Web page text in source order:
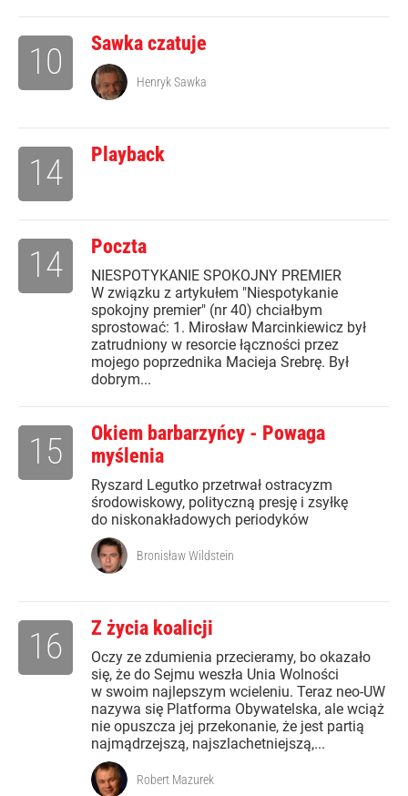
Sawka czatuje
10 Henryk Sawka
Playback
14
Poczta
NIESPOTYKANIE SPOKOJNY PREMIER
W związku z artykułem "Niespotykanie
spokojny premier" (nr 40) chciałbym
sprostować: 1. Mirosław Marcinkiewicz był
zatrudniony w resorcie łączności przez
mojego poprzednika Macieja Srebrę. Był
dobrym...
14
Okiem barbarzyńcy - Powaga
myślenia
Ryszard Legutko przetrwał ostracyzm
środowiskowy, polityczną presję i zsyłkę
do niskonakładowych periodyków
15
Bronisław Wildstein
Z życia koalicji
Oczy ze zdumienia przecieramy, bo okazało
się, że do Sejmu weszła Unia Wolności
w swoim najlepszym wcieleniu. Teraz neo-UW
nazywa się Platforma Obywatelska, ale wciąż
nie opuszcza jej przekonanie, że jest partią
najmądrzejszą, najszlachetniejszą,...
16
Robert Mazurek